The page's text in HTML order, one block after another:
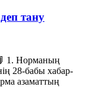
тану
1. Норманың
28-бабы хабар-
азаматтың